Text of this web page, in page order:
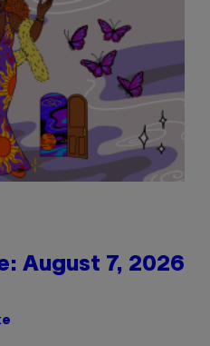
August 7, 2026